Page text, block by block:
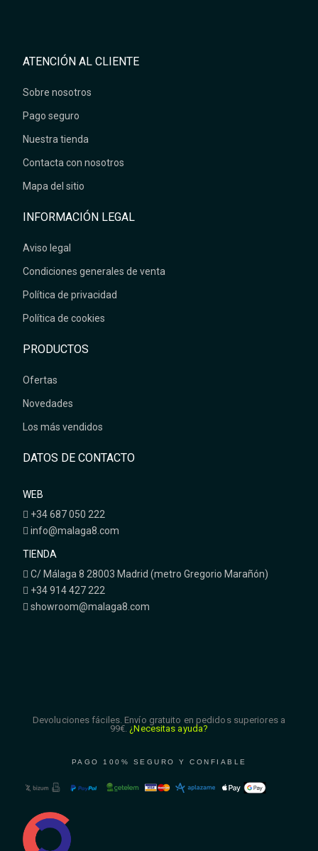
ATENCIÓN AL CLIENTE
Sobre nosotros
Pago seguro
Nuestra tienda
Contacta con nosotros
Mapa del sitio
INFORMACIÓN LEGAL
Aviso legal
Condiciones generales de venta
Política de privacidad
Política de cookies
PRODUCTOS
Ofertas
Novedades
Los más vendidos
DATOS DE CONTACTO
WEB
+34 687 050 222
info@malaga8.com
TIENDA
C/ Málaga 8 28003 Madrid (metro Gregorio Marañón)
+34 914 427 222
showroom@malaga8.com
Devoluciones fáciles. Envío gratuito en pedidos superiores a
99€. ¿Necesitas ayuda?
PAGO 100% SEGURO Y CONFIABLE